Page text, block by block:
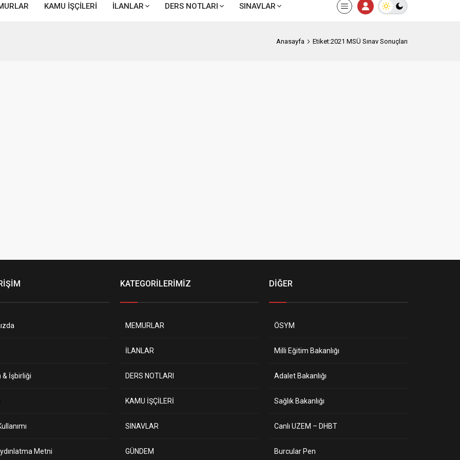
KAMU İŞÇİLERİ İLANLAR DERS NOTLARI SINAVLAR
Anasayfa Etiket:2021 MSÜ Sınav Sonuçları
& İşbirliği
Metni
KATEGORİLERİMİZ
MEMURLAR
İLANLAR
DERS NOTLARI
KAMU İŞÇİLERİ
SINAVLAR
GÜNDEM
DİĞER
ÖSYM
Milli Eğitim Bakanlığı
Adalet Bakanlığı
Sağlık Bakanlığı
Canlı UZEM – DHBT
Burcular Pen